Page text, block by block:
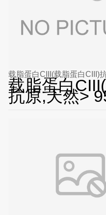
载脂蛋白CIII(载脂蛋白CIII)
载脂蛋白
抗原,天然>